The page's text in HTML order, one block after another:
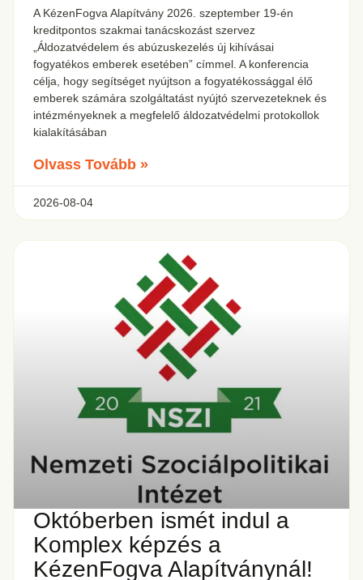
A KézenFogva Alapítvány 2026. szeptember 19-én
kreditpontos szakmai tanácskozást szervez
„Áldozatvédelem és abúzuskezelés új kihívásai
fogyatékos emberek esetében” címmel. A konferencia
célja, hogy segítséget nyújtson a fogyatékossággal élő
emberek számára szolgáltatást nyújtó szervezeteknek és
intézményeknek a megfelelő áldozatvédelmi protokollok
kialakításában
Olvass Tovább »
2026-08-04
Októberben ismét indul a
Komplex képzés a
KézenFogva Alapítványnál!